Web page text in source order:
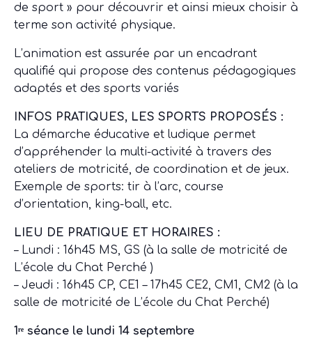
de sport » pour découvrir et ainsi mieux choisir à
terme son activité physique.
L’animation est assurée par un encadrant
qualifié qui propose des contenus pédagogiques
adaptés et des sports variés
INFOS PRATIQUES, LES SPORTS PROPOSÉS :
La démarche éducative et ludique permet
d’appréhender la multi-activité à travers des
ateliers de motricité, de coordination et de jeux.
Exemple de sports: tir à l’arc, course
d’orientation, king-ball, etc.
LIEU DE PRATIQUE ET HORAIRES :
– Lundi : 16h45 MS, GS (à la salle de motricité de
L’école du Chat Perché )
– Jeudi : 16h45 CP, CE1 – 17h45 CE2, CM1, CM2 (à la
salle de motricité de L’école du Chat Perché)
1ʳᵉ séance le lundi 14 septembre